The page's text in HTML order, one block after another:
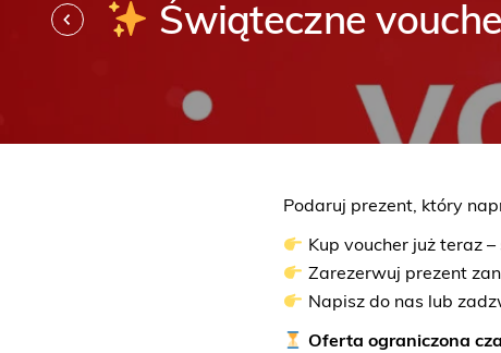
Świąteczne
Podaruj prezent, który
Kup voucher już teraz
Zarezerwuj prezent
Napisz do nas lub
Oferta ograniczona